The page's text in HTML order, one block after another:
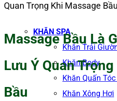
KHĂN SPA
Khăn Trải
Khăn Body
Khăn Quấn
Khăn Xông Hơi
Quan Trọng Khi Massage Bầu
Massage Bầu Là
Lưu Ý Quan
Bầu